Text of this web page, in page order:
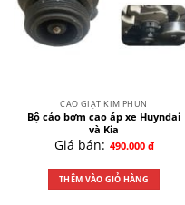
CAO GIẬT KIM PHUN
Bộ cảo bơm cao áp xe Huyndai
và Kia
Giá bán: 490.000 ₫
THÊM VÀO GIỎ HÀNG